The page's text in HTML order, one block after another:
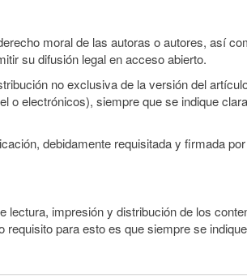
moral de las autoras o autores, así
su difusión legal en acceso abierto.
no exclusiva de la versión del
o electrónicos), siempre que se indique
debidamente requisitada y firmada
lectura, impresión y distribución de los
para esto es que siempre se